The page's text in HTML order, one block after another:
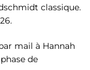
classique.
mail à Hannah
de